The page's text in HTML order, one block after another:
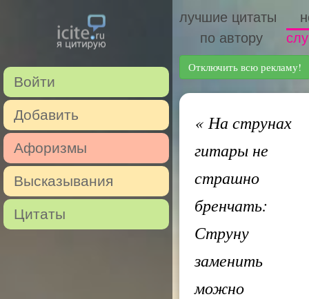
Войти
Добавить
Афоризмы
Высказывания
Цитаты
лучшие цитаты
по автору
Отключить всю рекламу!
«На струнах
гитары не
страшно
бренчать:
Струну
заменить
можно